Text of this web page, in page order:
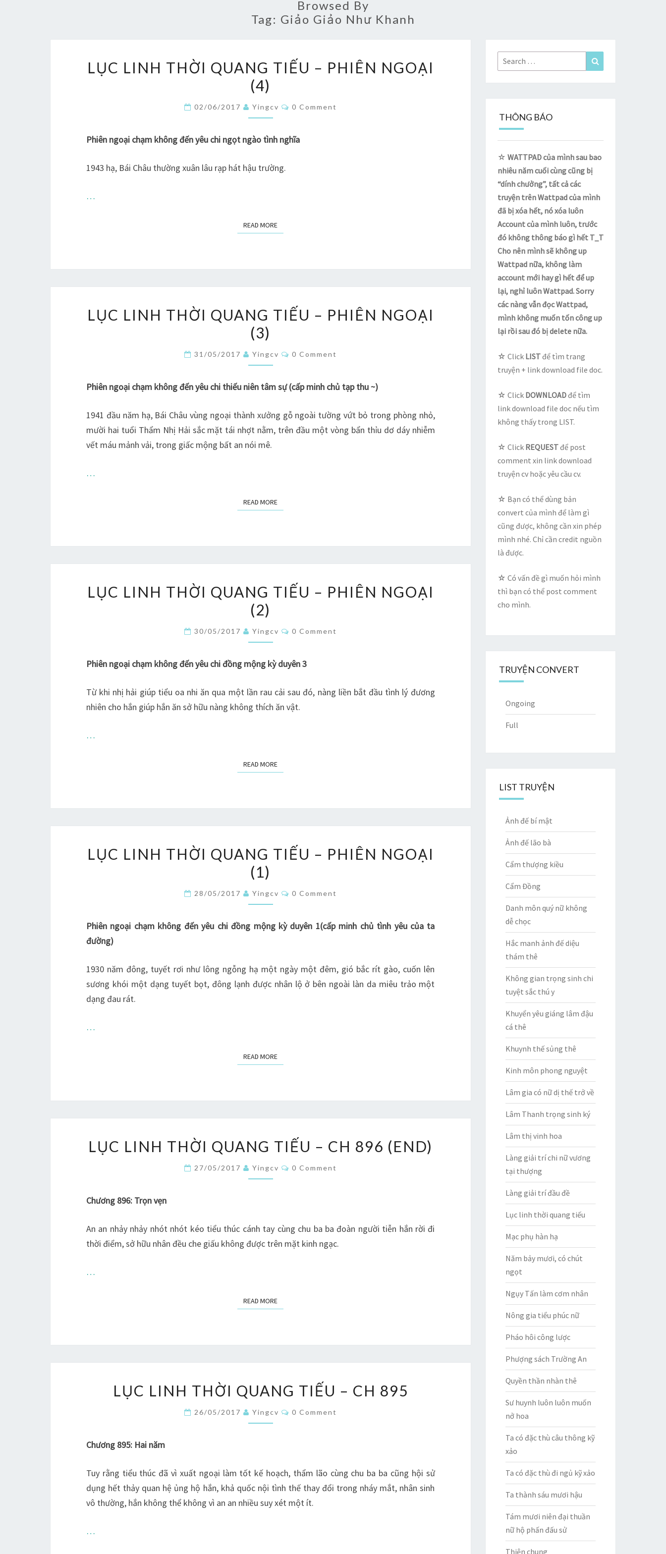
Browsed By
Tag: Giảo Giảo Như Khanh
LINH
THỜI
TIẾU
PHIÊN
(4)
LỤC LINH THỜI QUANG TIẾU – PHIÊN NGOẠI
(4)
02/06/2017 Yingcv Comments
0 Comment
Phiên ngoại chạm không đến yêu chi ngọt ngào tình nghĩa
1943 hạ, Bái Châu thường xuân lâu rạp hát hậu trường.
…
READ MOREREAD MORE
LINH
THỜI
TIẾU
PHIÊN
(3)
LỤC LINH THỜI QUANG TIẾU – PHIÊN NGOẠI
(3)
31/05/2017 Yingcv Comments
0 Comment
Phiên ngoại chạm không đến yêu chi thiếu niên tâm sự (cấp minh chủ tạp thu ~)
1941 đầu năm hạ, Bái Châu vùng ngoại thành xưởng gỗ ngoài tường vứt bỏ trong phòng nhỏ,
mười hai tuổi Thẩm Nhị Hải sắc mặt tái nhợt nằm, trên đầu một vòng bẩn thỉu dơ dáy nhiễm
vết máu mảnh vải, trong giấc mộng bất an nói mê.
…
READ MOREREAD MORE
LINH
THỜI
TIẾU
PHIÊN
(2)
LỤC LINH THỜI QUANG TIẾU – PHIÊN NGOẠI
(2)
30/05/2017 Yingcv Comments
0 Comment
Phiên ngoại chạm không đến yêu chi đồng mộng kỳ duyên 3
Từ khi nhị hải giúp tiểu oa nhi ăn qua một lần rau cải sau đó, nàng liền bắt đầu tình lý đương
nhiên cho hắn giúp hắn ăn sở hữu nàng không thích ăn vật.
…
READ MOREREAD MORE
LINH
THỜI
TIẾU
PHIÊN
LỤC LINH THỜI QUANG TIẾU – PHIÊN NGOẠI
(1)
28/05/2017 Yingcv Comments
0 Comment
Phiên ngoại chạm không đến yêu chi đồng mộng kỳ duyên 1(cấp minh chủ tình yêu của ta
đường)
1930 năm đông, tuyết rơi như lông ngỗng hạ một ngày một đêm, gió bắc rít gào, cuốn lên
sương khói một dạng tuyết bọt, đông lạnh được nhân lộ ở bên ngoài làn da miêu trảo một
dạng đau rát.
…
READ MOREREAD MORE
LINH
THỜI
QUANG
896
LỤC LINH THỜI QUANG TIẾU – CH 896 (END)
27/05/2017 Yingcv Comments
0 Comment
Chương 896: Trọn vẹn
An an nhảy nhảy nhót nhót kéo tiểu thúc cánh tay cùng chu ba ba đoàn người tiễn hắn rời đi
thời điểm, sở hữu nhân đều che giấu không được trên mặt kinh ngạc.
…
READ MOREREAD MORE
LINH
THỜI
QUANG
CH
895
LỤC LINH THỜI QUANG TIẾU – CH 895
26/05/2017 Yingcv Comments
0 Comment
Chương 895: Hai năm
Tuy rằng tiểu thúc đã vì xuất ngoại làm tốt kế hoạch, thẩm lão cùng chu ba ba cũng hội sử
dụng hết thảy quan hệ ủng hộ hắn, khả quốc nội tình thế thay đổi trong nháy mắt, nhân sinh
vô thường, hắn không thể không vì an an nhiều suy xét một ít.
…
Search
for:
THÔNG BÁO
☆ WATTPAD của mình sau bao
nhiêu năm cuối cùng cũng bị
“dính chưởng”, tất cả các
truyện trên Wattpad của mình
đã bị xóa hết, nó xóa luôn
Account của mình luôn, trước
đó không thông báo gì hết T_T
Cho nên mình sẽ không up
Wattpad nữa, không làm
account mới hay gì hết để up
lại, nghỉ luôn Wattpad. Sorry
các nàng vẫn đọc Wattpad,
mình không muốn tốn công up
lại rồi sau đó bị delete nữa.
☆ Click LISTđể tìm trang
truyện + link download file doc.
☆ Click DOWNLOADđể tìm
link download file doc nếu tìm
không thấy trong LIST.
☆ Click REQUESTđể post
comment xin link download
truyện cv hoặc yêu cầu cv.
☆ Bạn có thể dùng bản
convert của mình để làm gì
cũng được, không cần xin phép
mình nhé. Chỉ cần credit nguồn
là được.
☆ Có vấn đề gì muốn hỏi mình
thì bạn có thể post comment
cho mình.
TRUYỆN CONVERT
Ongoing
Full
LIST TRUYỆN
Ảnh đế bí mật
Ảnh đế lão bà
Cẩm thượng kiều
Cẩm Đồng
Danh môn quý nữ không
dễ chọc
Hắc manh ảnh đế diệu
thám thê
Không gian trọng sinh chi
tuyệt sắc thú y
Khuyển yêu giáng lâm đậu
cá thê
Khuynh thế sủng thê
Kinh môn phong nguyệt
Lâm gia có nữ dị thế trở về
Lâm Thanh trọng sinh ký
Lâm thị vinh hoa
Làng giải trí chi nữ vương
tại thượng
Làng giải trí đầu đề
Lục linh thời quang tiếu
Mạc phụ hàn hạ
Năm bảy mươi, có chút
ngọt
Ngụy Tấn làm cơm nhân
Nông gia tiểu phúc nữ
Pháo hôi công lược
Phượng sách Trường An
Quyền thần nhàn thê
Sư huynh luôn luôn muốn
nở hoa
Ta có đặc thù câu thông kỹ
xảo
Ta có đặc thù đi ngủ kỹ xảo
Ta thành sáu mươi hậu
Tám mươi niên đại thuần
nữ hộ phấn đấu sử
Thiện chung